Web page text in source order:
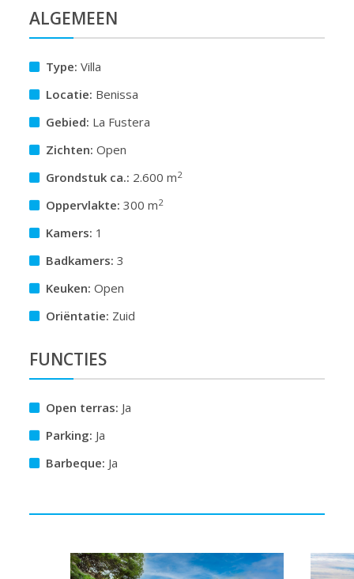
ALGEMEEN
Type: Villa
Locatie: Benissa
Gebied: La Fustera
Zichten: Open
Grondstuk ca.: 2.600 m2
Oppervlakte: 300 m2
Kamers: 1
Badkamers: 3
Keuken: Open
Oriëntatie: Zuid
FUNCTIES
Open terras: Ja
Parking: Ja
Barbeque: Ja